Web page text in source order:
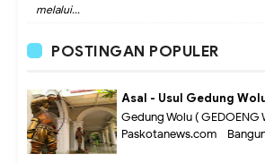
melalui...
POSTINGAN POPULER
Asal - Usul Gedung
Gedung Wolu ( GEDOENG
Paskotanews.com -